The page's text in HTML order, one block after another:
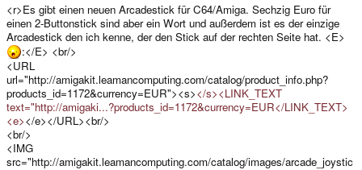
<r>Es gibt einen neuen Arcadestick für C64/Amiga. Sechzig Euro für
einen 2-Buttonstick sind aber ein Wort und außerdem ist es der einzige
Arcadestick den ich kenne, der den Stick auf der rechten Seite hat. <E>
:</E> <br/>
<URL
url="http://amigakit.leamancomputing.com/catalog/product_info.php?
products_id=1172&currency=EUR"><s></s><LINK_TEXT
text="http://amigaki...?products_id=1172&currency=EUR</LINK_TEXT>
<e></e></URL><br/>
<br/>
<IMG
src="http://amigakit.leamancomputing.com/catalog/images/arcade_joystic